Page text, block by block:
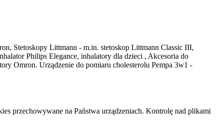
Stetoskopy Littmann - m.in. stetoskop Littmann Classic III,
Philips Elegance, inhalatory dla dzieci , Akcesoria do
Omron. Urządzenie do pomiaru cholesterolu Pempa 3w1 -
przechowywane na Państwa urządzeniach. Kontrolę nad plikami